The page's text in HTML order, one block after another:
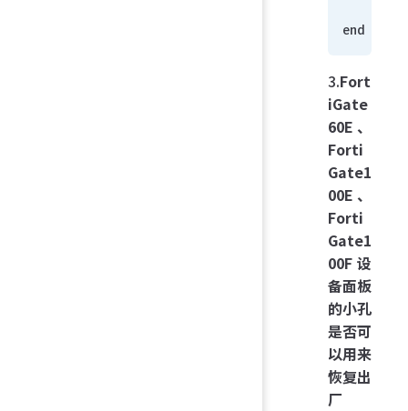
end
3.Fort
iGate
60E、
Forti
Gate1
00E、
Forti
Gate1
00F 设
备面板
的小孔
是否可
以用来
恢复出
厂